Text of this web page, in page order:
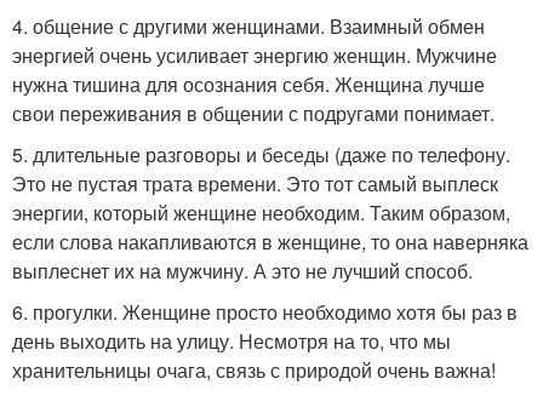
4. общение с другими женщинами. Взаимный обмен
энергией очень усиливает энергию женщин. Мужчине
нужна тишина для осознания себя. Женщина лучше
свои переживания в общении с подругами понимает.
5. длительные разговоры и беседы (даже по телефону.
Это не пустая трата времени. Это тот самый выплеск
энергии, который женщине необходим. Таким образом,
если слова накапливаются в женщине, то она наверняка
выплеснет их на мужчину. А это не лучший способ.
6. прогулки. Женщине просто необходимо хотя бы раз в
день выходить на улицу. Несмотря на то, что мы
хранительницы очага, связь с природой очень важна!